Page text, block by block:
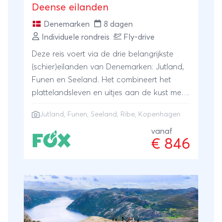
in het charmante en artistieke Reykjavík.
Hurtigruten biedt unieke expeditiecruises
naar enkele van de meest afgelegen en
ongerepte wateren in de wereld. Zoals bij
alle expedities is de natuur de baas.
Weers-, ijs- en zeeomstandigheden zullen
de reis bepalen. Hierdoor zal het
worden gepresenteerd. Veiligheid voor alle
gasten is het belangrijkste. Overwachte
wendingen in het reisschema zijn niet
Vertrekdata 2026 - 03/08 Reisschema
Vliegreis Amsterdam - Oslo (bij te boeken
heenreis pakket). Vliegreis Oslo -
Longyearbyen in Economy Class. Transfer
Deense eilanden
Denemarken
8 dagen
Individuele rondreis
Fly-drive
Deze reis voert via de drie belangrijkste
(schier)eilanden van Denemarken: Jutland,
Funen en Seeland. Het combineert het
plattelandsleven en uitjes aan de kust met
Denemarken, van het kleine pareltje Ribe
tot de hoofdstad Kopenhagen.
Jutland, Funen, Seeland, Ribe, Kopenhagen
vanaf
€ 846